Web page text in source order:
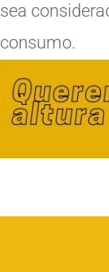
sea
consumo.